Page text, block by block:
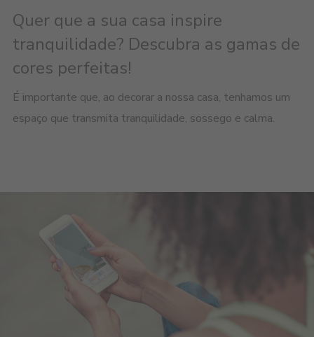
Quer que a sua casa inspire
tranquilidade? Descubra as gamas de
cores perfeitas!
É importante que, ao decorar a nossa casa, tenhamos um
espaço que transmita tranquilidade, sossego e calma.